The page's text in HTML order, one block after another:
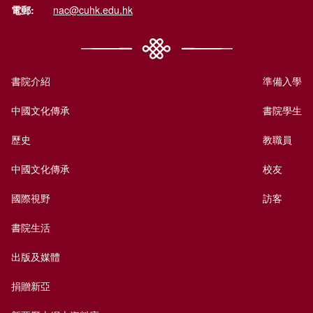
電郵: nac@cuhk.edu.hk
書院介紹
中國文化傳承
歷史
中國文化傳承
國際視野
書院生活
出版及媒體
捐贈新亞
準備入學
書院學生
教職員
校友
訪客